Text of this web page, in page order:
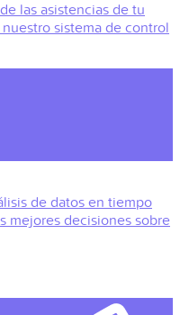
las asistencias de tu
sistema de control
de datos en tiempo
mejores decisiones sobre